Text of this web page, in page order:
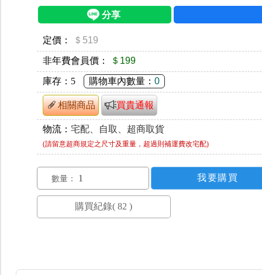
定價： ＄519
非年費會員價： ＄199
庫存： 5 購物車內數量： 0
相關商品 買貴通報
物流： 宅配、自取、超商取貨
(請留意超商規定之尺寸及重量，超過則補運費改宅配)
數量：